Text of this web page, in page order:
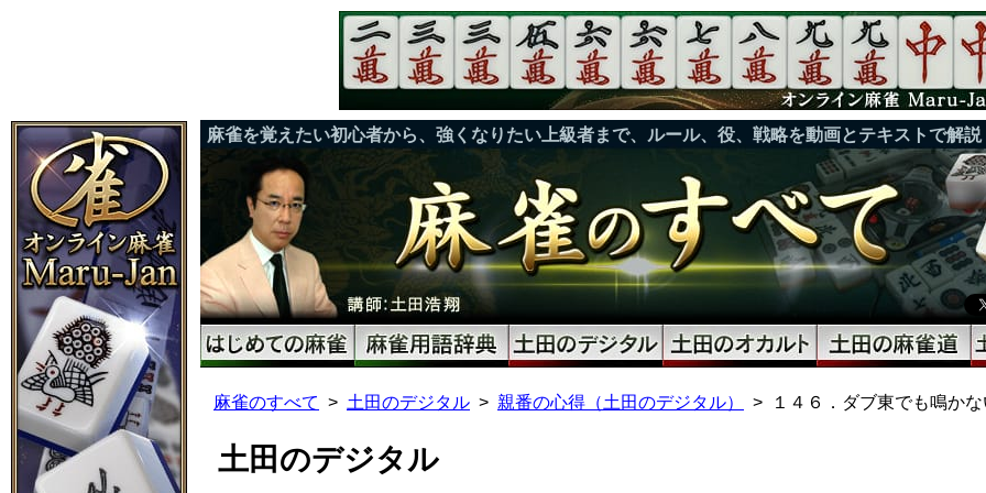
麻雀を覚えたい初心者から、強くなりたい上級者まで、ルール、役、戦略を動画とテキストで解説
麻雀のすべて 土田のデジタル 親番の心得（土田のデジタル） １４６．ダブ東でも鳴か
土田のデジタル